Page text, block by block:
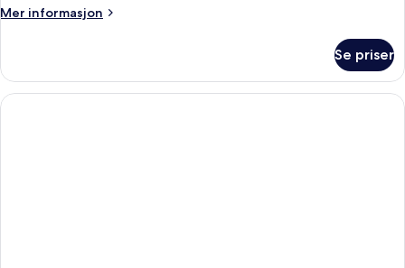
Mer informasjon
Mer
–
city,
2
Se priser